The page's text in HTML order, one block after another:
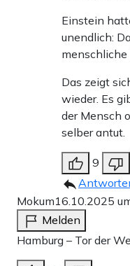
Einstein
unendlich:
menschliche
Das zeigt
wieder. Es
der Mensch
selber antut.
9
Mokum16.10.2025
Melden
Hamburg – Tor der